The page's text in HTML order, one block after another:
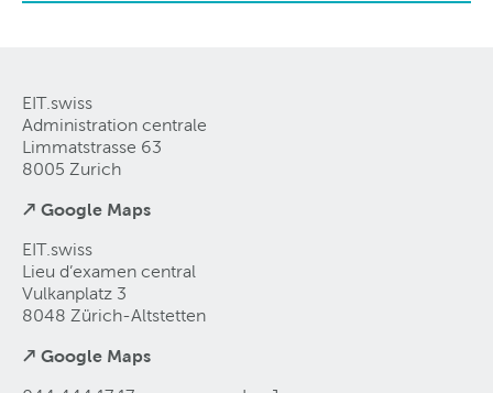
EIT.swiss
Administration centrale
Limmatstrasse 63
8005 Zurich
↗ Google Maps
EIT.swiss
Lieu d’examen central
Vulkanplatz 3
8048 Zürich-Altstetten
↗ Google Maps